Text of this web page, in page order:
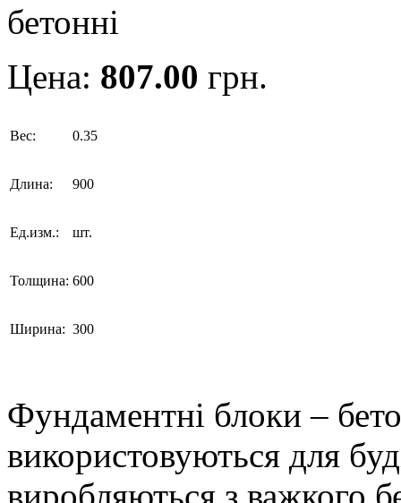
Цена: 807.00 грн.
Вес: 0.35
Длина: 900
Ед.изм.: шт.
Толщина: 600
Ширина: 300
Фундаментні блоки –
використовуються для